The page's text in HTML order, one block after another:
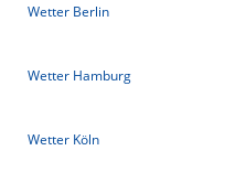
Wetter Berlin
Wetter Hamburg
Wetter Köln